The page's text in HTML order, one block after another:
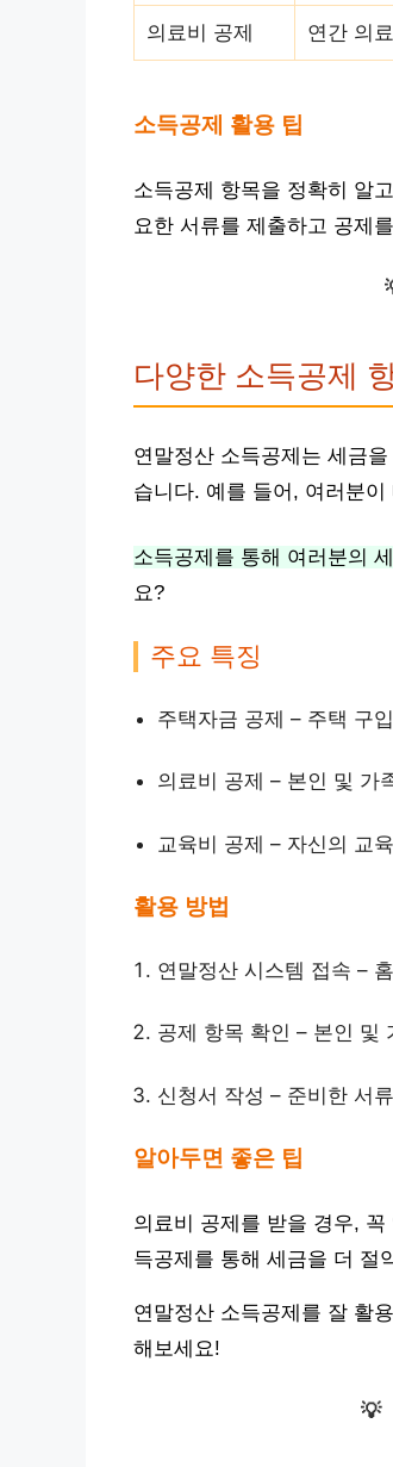
의료비 공제 연간 의
소득공제 활용 팁
소득공제 항목을 정확히 알
요한 서류를 제출하고 공제
다양한 소득공제
연말정산 소득공제는 세금
습니다. 예를 들어, 여러분
소득공제를 통해 여러분의
요?
주요 특징
주택자금 공제 – 주택 구
의료비 공제 – 본인 및 가
교육비 공제 – 자신의 교
활용 방법
연말정산 시스템 접속 –
공제 항목 확인 – 본인 및
신청서 작성 – 준비한 서
알아두면 좋은 팁
의료비 공제를 받을 경우,
득공제를 통해 세금을 더 절
연말정산 소득공제를 잘 활
해보세요!
💡